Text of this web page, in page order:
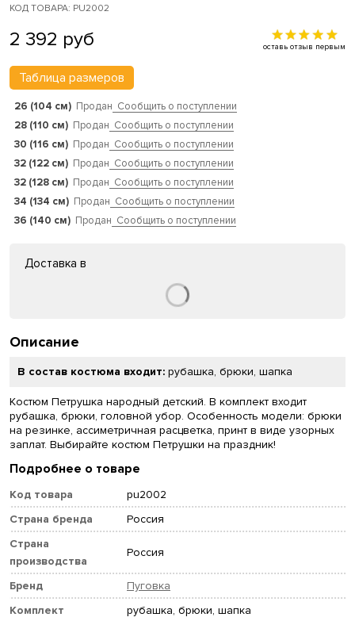
КОД ТОВАРА: PU2002
2 392 руб оставь отзыв первым
Таблица размеров
26 (104 см) Продан Сообщить о поступлении
28 (110 см) Продан Сообщить о поступлении
30 (116 см) Продан Сообщить о поступлении
32 (122 см) Продан Сообщить о поступлении
32 (128 см) Продан Сообщить о поступлении
34 (134 см) Продан Сообщить о поступлении
36 (140 см) Продан Сообщить о поступлении
Доставка в
Описание
В состав костюма входит: рубашка, брюки, шапка
Костюм Петрушка народный детский. В комплект входит
рубашка, брюки, головной убор. Особенность модели: брюки
на резинке, ассиметричная расцветка, принт в виде узорных
заплат. Выбирайте костюм Петрушки на праздник!
Подробнее о товаре
Код товара
pu2002
Страна бренда
Россия
Страна
производства
Россия
Бренд
Пуговка
Комплект
рубашка, брюки, шапка